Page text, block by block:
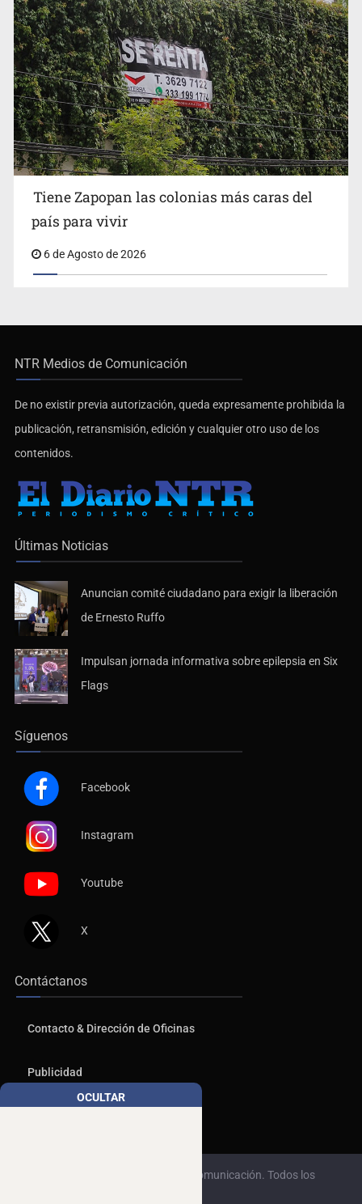
Tiene Zapopan las colonias más caras del
país para vivir
6 de Agosto de 2026
NTR Medios de Comunicación
De no existir previa autorización, queda expresamente prohibida la
publicación, retransmisión, edición y cualquier otro uso de los
contenidos.
Últimas Noticias
Anuncian comité ciudadano para exigir la liberación
de Ernesto Ruffo
Impulsan jornada informativa sobre epilepsia en Six
Flags
Síguenos
Facebook
Instagram
Youtube
X
Contáctanos
Contacto & Dirección de Oficinas
Publicidad
© 2026, Copyrights NTR Medios de Comunicación. Todos los
OCULTAR